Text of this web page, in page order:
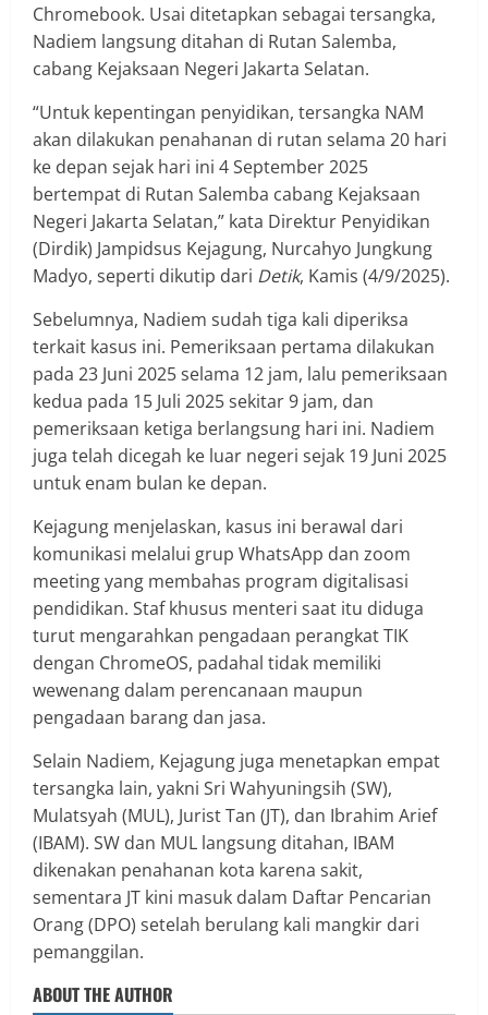
Chromebook. Usai ditetapkan sebagai tersangka,
Nadiem langsung ditahan di Rutan Salemba,
cabang Kejaksaan Negeri Jakarta Selatan.
“Untuk kepentingan penyidikan, tersangka NAM
akan dilakukan penahanan di rutan selama 20 hari
ke depan sejak hari ini 4 September 2025
bertempat di Rutan Salemba cabang Kejaksaan
Negeri Jakarta Selatan,” kata Direktur Penyidikan
(Dirdik) Jampidsus Kejagung, Nurcahyo Jungkung
Madyo, seperti dikutip dari Detik, Kamis (4/9/2025).
Sebelumnya, Nadiem sudah tiga kali diperiksa
terkait kasus ini. Pemeriksaan pertama dilakukan
pada 23 Juni 2025 selama 12 jam, lalu pemeriksaan
kedua pada 15 Juli 2025 sekitar 9 jam, dan
pemeriksaan ketiga berlangsung hari ini. Nadiem
juga telah dicegah ke luar negeri sejak 19 Juni 2025
untuk enam bulan ke depan.
Kejagung menjelaskan, kasus ini berawal dari
komunikasi melalui grup WhatsApp dan zoom
meeting yang membahas program digitalisasi
pendidikan. Staf khusus menteri saat itu diduga
turut mengarahkan pengadaan perangkat TIK
dengan ChromeOS, padahal tidak memiliki
wewenang dalam perencanaan maupun
pengadaan barang dan jasa.
Selain Nadiem, Kejagung juga menetapkan empat
tersangka lain, yakni Sri Wahyuningsih (SW),
Mulatsyah (MUL), Jurist Tan (JT), dan Ibrahim Arief
(IBAM). SW dan MUL langsung ditahan, IBAM
dikenakan penahanan kota karena sakit,
sementara JT kini masuk dalam Daftar Pencarian
Orang (DPO) setelah berulang kali mangkir dari
pemanggilan.
ABOUT THE AUTHOR